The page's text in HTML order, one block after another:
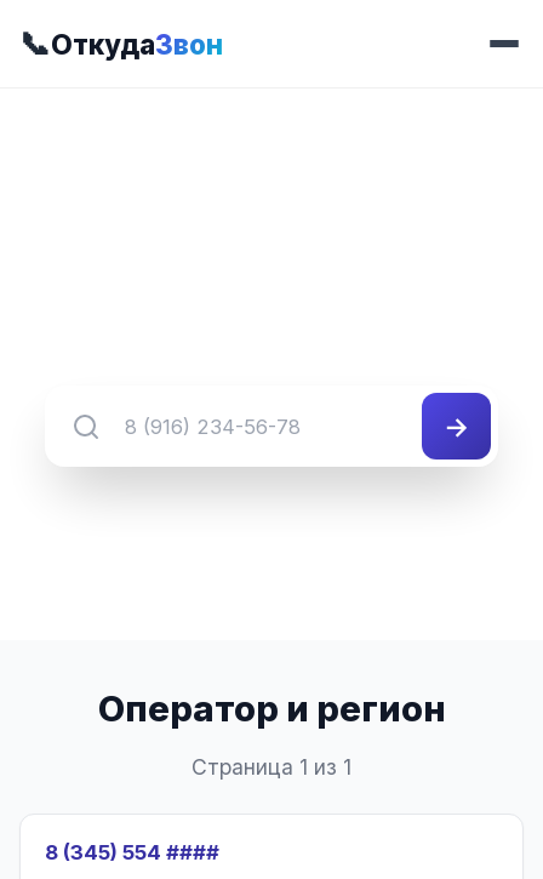
📞ОткудаЗвон
→
Оператор и регион
Страница 1 из 1
8 (345) 554 ####